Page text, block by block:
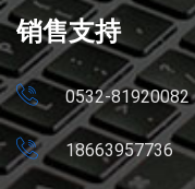
销售支持
0532-81920082
18663957736